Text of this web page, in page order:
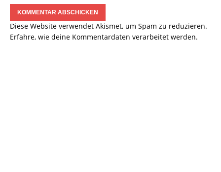
Diese Website verwendet Akismet, um Spam zu reduzieren.
Erfahre, wie deine Kommentardaten verarbeitet werden.